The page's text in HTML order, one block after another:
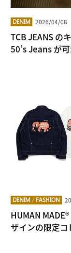
DENIM 2026/04/08
TCB JEANS の
50’s Jeans が
DENIM / FASHION
HUMAN
ザインの限定